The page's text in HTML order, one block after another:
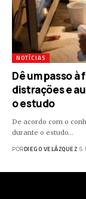
NOTÍCIAS
Dê um passo
distrações e
o estudo
De acordo com o
durante o estudo…
PORDIEGO VELÁZQUEZ 5